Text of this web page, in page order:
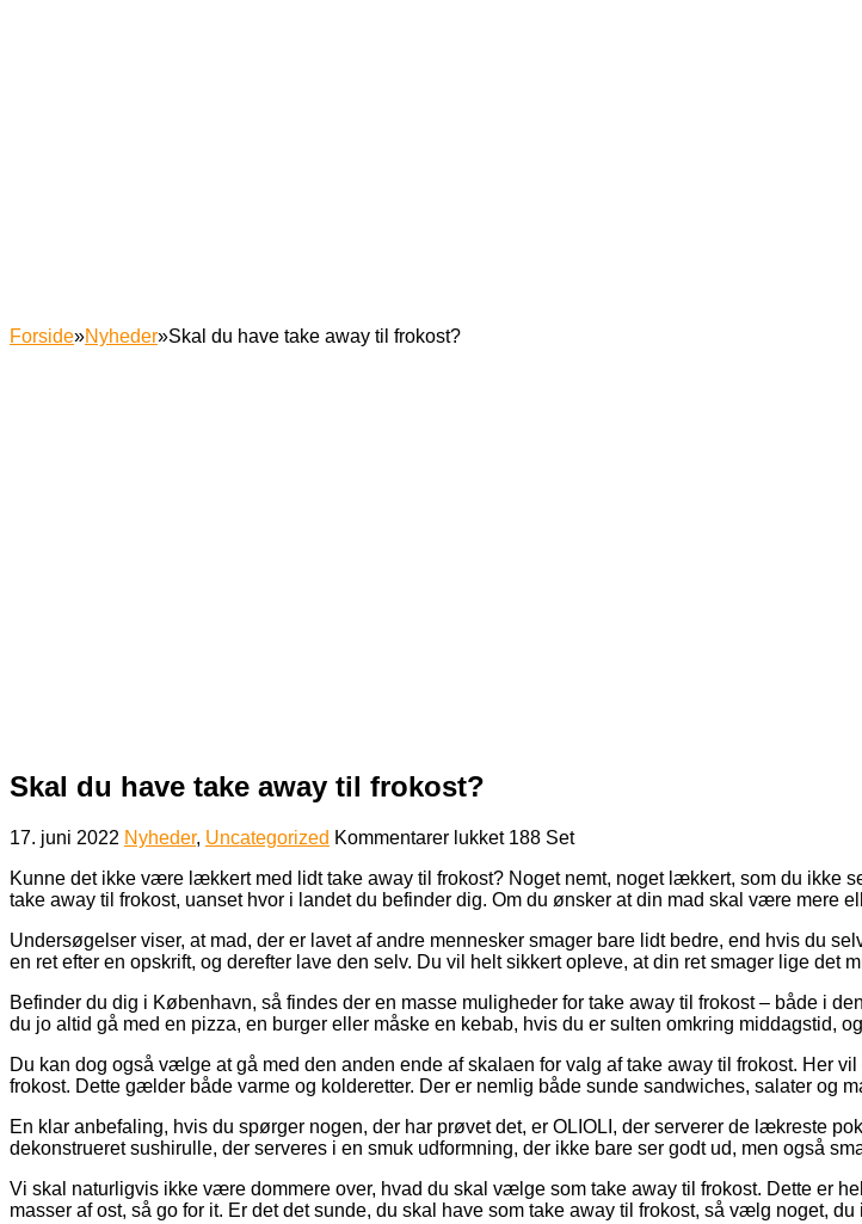
Forside»Nyheder»Skal du have take away til frokost?
Skal du have take away til frokost?
17. juni 2022 Nyheder, Uncategorized Kommentarer lukkettil
du
have
away
til
188 Set
Kunne det ikke være lækkert med lidt take away til frokost? Noget nemt, noget lækkert, som du ikke
take away til frokost, uanset hvor i landet du befinder dig. Om du ønsker at din mad skal være mere
Undersøgelser viser, at mad, der er lavet af andre mennesker smager bare lidt bedre, end hvis du
en ret efter en opskrift, og derefter lave den selv. Du vil helt sikkert opleve, at din ret smager lige det
Befinder du dig i København, så findes der en masse muligheder for take away til frokost – både i
du jo altid gå med en pizza, en burger eller måske en kebab, hvis du er sulten omkring middagstid,
Du kan dog også vælge at gå med den anden ende af skalaen for valg af take away til frokost. Her
frokost. Dette gælder både varme og kolderetter. Der er nemlig både sunde sandwiches, salater og
En klar anbefaling, hvis du spørger nogen, der har prøvet det, er OLIOLI, der serverer de lækreste
dekonstrueret sushirulle, der serveres i en smuk udformning, der ikke bare ser godt ud, men også
Vi skal naturligvis ikke være dommere over, hvad du skal vælge som take away til frokost. Dette er
masser af ost, så go for it. Er det det sunde, du skal have som take away til frokost, så vælg noget,